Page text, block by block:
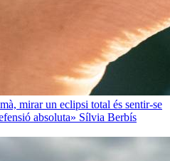
mirar un eclipsi total és sentir-se
absoluta» Sílvia Berbís